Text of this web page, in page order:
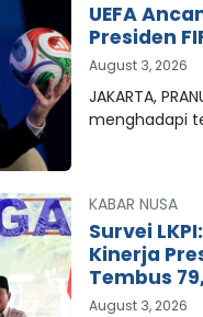
UEFA
Presiden
August 3, 2026
JAKARTA,
menghadapi
KABAR NUSA
Survei
Kinerja
Tembus
August 3, 2026